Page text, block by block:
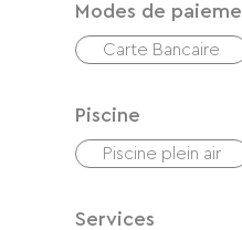
Modes de
Carte Bancaire
Piscine
Piscine plein air
Services